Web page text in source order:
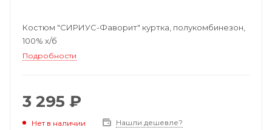
Костюм "СИРИУС-Фаворит" куртка, полукомбинезон,
100% х/б
Подробности
3 295 ₽
Нет в наличии Нашли дешевле?